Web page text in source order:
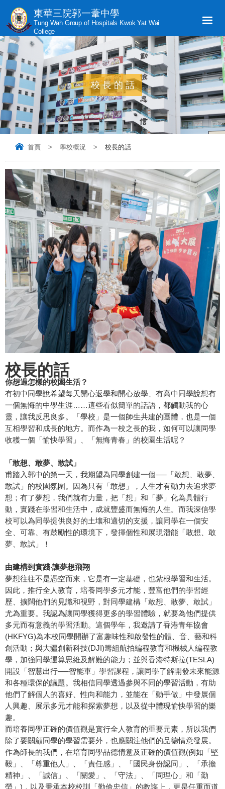
東華三院郭一葦中學
Tung Wah Group of Hospitals Kwok Yat Wai
College
校長的話
首頁 > 學校概況 > 校長的話
校長的話
你想過怎樣的校園生活？
有初中同學說希望每天開心返學和開心放學、有高中同學說想有
一個無悔的中學生涯……這些看似簡單的話語，都觸動我的心
靈，讓我反思良多。「學校」是一個師生共建的團體，也是一個
互相學習和成長的地方。而作為一校之長的我，如何可以讓同學
收穫一個「愉快學習」、「無悔青春」的校園生活呢？
「敢想、敢夢、敢試」
甫踏入郭中的第一天，我期望為同學創建一個──「敢想、敢夢、
敢試」的校園氛圍。因為只有「敢想」，人生才有動力去追求夢
想；有了夢想，我們就有力量，把「想」和「夢」化為具體行
動，實踐在學習和生活中，成就豐盛而無悔的人生。而我深信學
校可以為同學提供良好的土壤和適切的支援，讓同學在一個安
全、可靠、有鼓勵性的環境下，發揮個性和展現潛能「敢想、敢
夢、敢試」！
由建構到實踐‧讓夢想飛翔
夢想往往不是憑空而來，它是有一定基礎，也紮根學習和生活。
因此，推行全人教育，培養同學多元才能，豐富他們的學習經
歷、擴闊他們的見識和視野，對同學建構「敢想、敢夢、敢試」
尤為重要。我認為讓同學獲得更多的學習體驗，就要為他們提供
多元而有意義的學習活動。這個學年，我邀請了香港青年協會
(HKFYG)為本校同學開辦了富趣味性和啟發性的體、音、藝和科
創活動；與大疆創新科技(DJI)籌組航拍編程教育和機械人編程教
學，加強同學運算思維及解難的能力；並與香港特斯拉(TESLA)
開設「智慧出行──智能車」學習課程，讓同學了解開發未來能源
和各種環保的議題。我相信同學透過參與不同的學習活動，有助
他們了解個人的喜好、性向和能力，並能在「動手做」中發展個
人興趣、展示多元才能和探索夢想，以及從中體現愉快學習的樂
趣。
而培養同學正確的價值觀是實行全人教育的重要元素，所以我們
除了要關顧同學的學習需要外，也應關注他們的品德情意發展。
作為師長的我們，在培育同學品德情意及正確的價值觀(例如「堅
毅」、「尊重他人」、「責任感」、「國民身份認同」、「承擔
精神」、「誠信」、「關愛」、「守法」、「同理心」和「勤
勞」)，以及秉承本校校訓「勤儉忠信」的教誨上，更是任重而道